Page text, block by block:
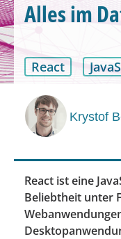
Alles im
React
Krystof
React ist eine
Beliebtheit unter